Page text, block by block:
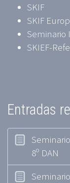
SKIF
SKIF
Seminario
SKIEF-
Entradas
8º DAN